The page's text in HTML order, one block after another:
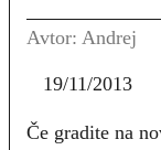
Avtor: Andrej
19/11/2013
Če gradite na